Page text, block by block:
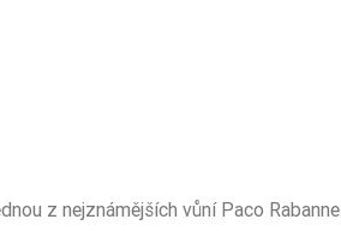
z nejznámějších vůní Paco Rabanne.